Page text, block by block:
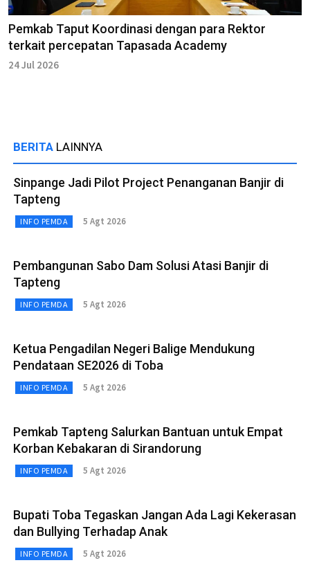
Pemkab Taput Koordinasi dengan para Rektor
terkait percepatan Tapasada Academy
24 Jul 2026
BERITA LAINNYA
Sinpange Jadi Pilot Project Penanganan Banjir di
Tapteng
INFO PEMDA 5 Agt 2026
Pembangunan Sabo Dam Solusi Atasi Banjir di
Tapteng
INFO PEMDA 5 Agt 2026
Ketua Pengadilan Negeri Balige Mendukung
Pendataan SE2026 di Toba
INFO PEMDA 5 Agt 2026
Pemkab Tapteng Salurkan Bantuan untuk Empat
Korban Kebakaran di Sirandorung
INFO PEMDA 5 Agt 2026
Bupati Toba Tegaskan Jangan Ada Lagi Kekerasan
dan Bullying Terhadap Anak
INFO PEMDA 5 Agt 2026